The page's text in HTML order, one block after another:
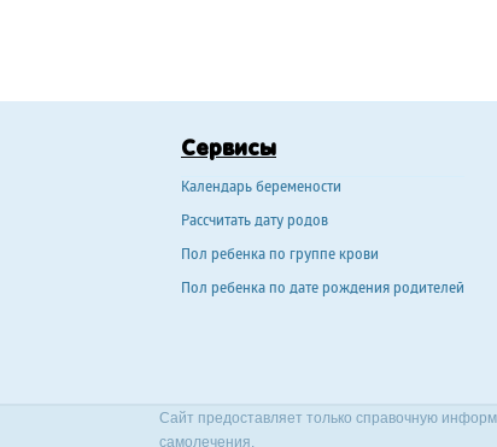
Сервисы
Календарь беремености
Рассчитать дату родов
Пол ребенка по группе крови
Пол ребенка по дате рождения родителей
Сайт предоставляет только справочную
самолечения.